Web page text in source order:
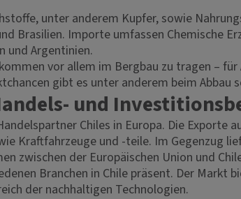
unter anderem Kupfer, sowie
Brasilien. Importe umfassen Chemische
und Argentinien.
vor allem im Bergbau zu tragen –
gibt es unter anderem beim Abbau
und
Chiles in Europa. Die Exporte
Kraftfahrzeuge und -teile. Im Gegenzug
zwischen der Europäischen Union und
Branchen in Chile präsent. Der
der nachhaltigen Technologien.